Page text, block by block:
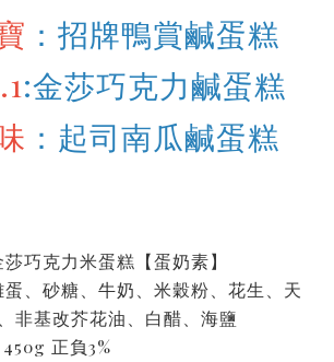
：招牌鴨賞鹹蛋糕
:金莎巧克力鹹蛋糕
：起司南瓜鹹蛋糕
克力米蛋糕【蛋奶素】
砂糖、牛奶、米穀粉、花生、天
非基改芥花油、白醋、海鹽
正負3%